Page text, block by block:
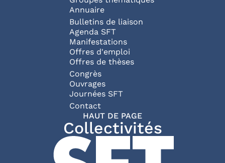
Annuaire
Bulletins de liaison
Agenda SFT
Manifestations
Offres d'emploi
Offres de thèses
Congrès
Ouvrages
Journées SFT
PIED DE PAGE
Contact
HAUT DE PAGE
Collectivités